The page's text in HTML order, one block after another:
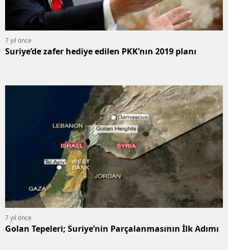
7 yıl önce
Suriye’de zafer hediye edilen PKK’nın 2019 planı
7 yıl önce
Golan Tepeleri; Suriye’nin Parçalanmasının İlk Adımı